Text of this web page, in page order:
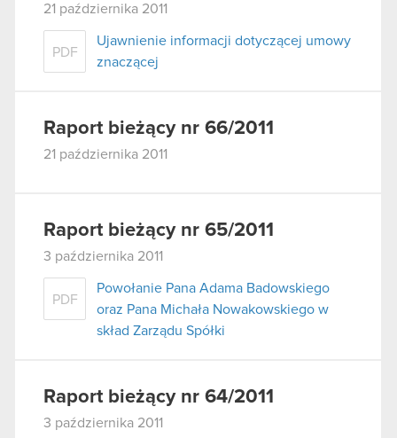
21 października 2011
PDF
Ujawnienie informacji dotyczącej umowy
znaczącej
Raport bieżący nr 66/2011
21 października 2011
Raport bieżący nr 65/2011
3 października 2011
PDF
Powołanie Pana Adama Badowskiego
oraz Pana Michała Nowakowskiego w
skład Zarządu Spółki
Raport bieżący nr 64/2011
3 października 2011